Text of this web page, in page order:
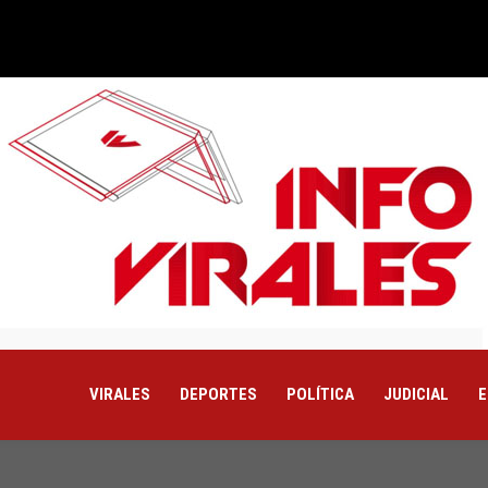
VIRALES DEPORTES POLÍTICA JUDICIAL